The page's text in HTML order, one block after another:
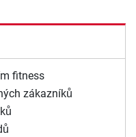
fitness
zákazníků